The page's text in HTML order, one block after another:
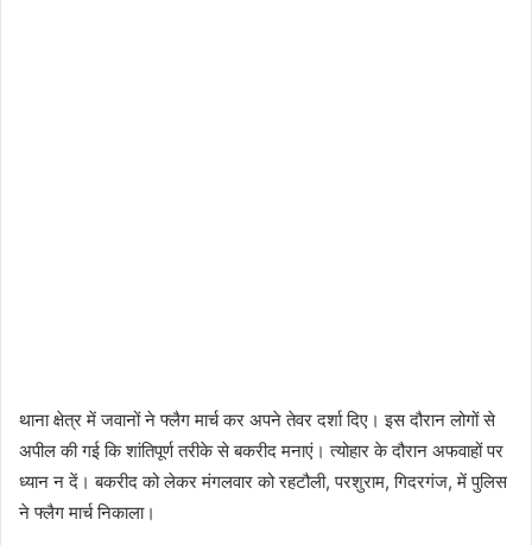
थाना क्षेत्र में जवानों ने फ्लैग मार्च कर अपने तेवर दर्शा दिए। इस दौरान लोगों से
अपील की गई कि शांतिपूर्ण तरीके से बकरीद मनाएं। त्योहार के दौरान अफवाहों पर
ध्यान न दें। बकरीद को लेकर मंगलवार को रहटौली, परशुराम, गिदरगंज, में पुलिस
ने फ्लैग मार्च निकाला।